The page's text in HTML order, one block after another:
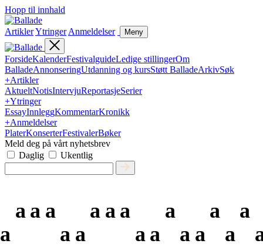
Hopp til innhald
ArtiklerYtringer Anmeldelser Meny
ForsideKalenderFestivalguideLedige stillingerOm
BalladeAnnonseringUtdanning og kursStøtt BalladeArkivSøk
+Artikler
AktueltNotisIntervjuReportasjeSerier
+Ytringer
EssayInnleggKommentarKronikk
+Anmeldelser
PlaterKonserterFestivalerBøker
Meld deg på vårt nyhetsbrev
Daglig
Ukentlig
a
a
a
a a
a